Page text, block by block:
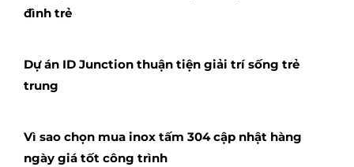
đình trẻ
Dự án ID Junction thuận tiện giải trí sống trẻ
trung
Vì sao chọn mua inox tấm 304 cập nhật hàng
ngày giá tốt công trình